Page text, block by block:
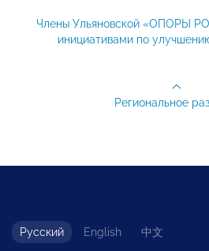
Члены Ульяновской «ОПОРЫ
инициативами по
Региональное
Русский English 中文